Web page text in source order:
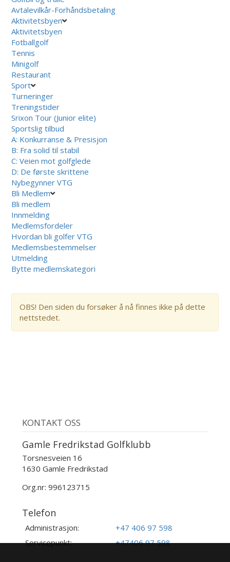
Avtalevilkår-Forhåndsbetaling
Aktivitetsbyen
Aktivitetsbyen
Fotballgolf
Tennis
Minigolf
Restaurant
Sport
Turneringer
Treningstider
Srixon Tour (Junior elite)
Sportslig tilbud
A: Konkurranse & Presisjon
B: Fra solid til stabil
C: Veien mot golfglede
D: De første skrittene
Nybegynner VTG
Bli Medlem
Bli medlem
Innmelding
Medlemsfordeler
Hvordan bli golfer VTG
Medlemsbestemmelser
Utmelding
Bytte medlemskategori
OBS! Den siden du forsøker å nå finnes ikke på dette
nettstedet.
KONTAKT OSS
Gamle Fredrikstad Golfklubb
Torsnesveien 16
1630 Gamle Fredrikstad
Org.nr: 996123715
Telefon
Administrasjon:
+47 406 97 598
Servicepunkt:
+47406 97 598